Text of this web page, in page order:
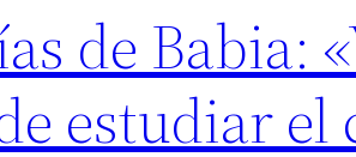
de Babia:
estudiar